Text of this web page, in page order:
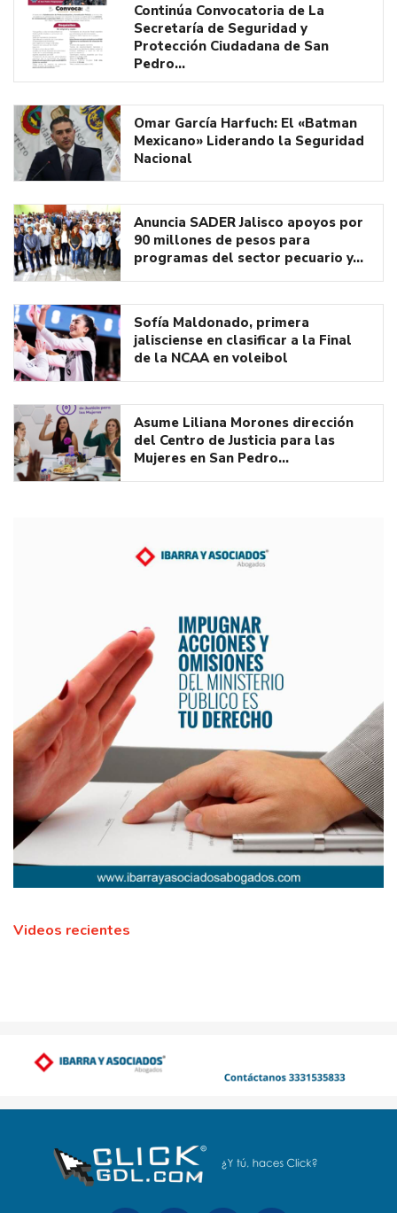
Continúa Convocatoria de La
Secretaría de Seguridad y
Protección Ciudadana de San
Pedro…
Omar García Harfuch: El «Batman
Mexicano» Liderando la Seguridad
Nacional
Anuncia SADER Jalisco apoyos por
90 millones de pesos para
programas del sector pecuario y…
Sofía Maldonado, primera
jalisciense en clasificar a la Final
de la NCAA en voleibol
Asume Liliana Morones dirección
del Centro de Justicia para las
Mujeres en San Pedro…
Videos recientes